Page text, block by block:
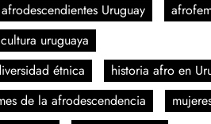
afrodescendientes Uruguay
cultura uruguaya
étnica
historia afro en
de la afrodescendencia